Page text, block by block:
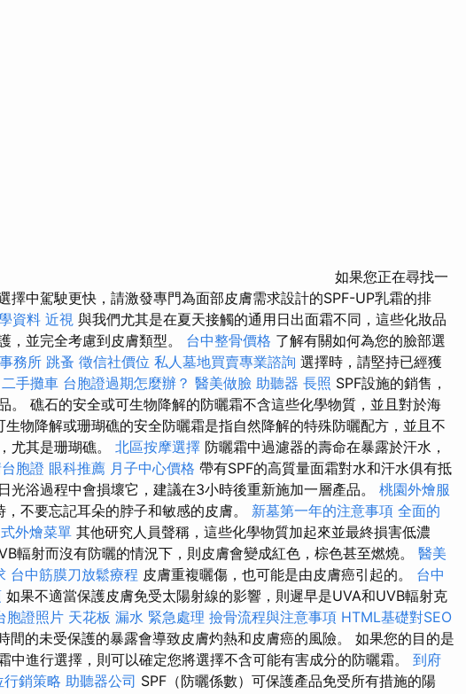
如果您正在尋找一
擇中駕駛更快，請激發專門為面部皮膚需求設計的SPF-UP乳霜的排
資料 近視 與我們尤其是在夏天接觸的通用日出面霜不同，這些化妝品
，並完全考慮到皮膚類型。 台中整骨價格 了解有關如何為您的臉部選
務所 跳蚤 徵信社價位 私人墓地買賣專業諮詢 選擇時，請堅持已經獲
二手攤車 台胞證過期怎麼辦？ 醫美做臉 助聽器 長照 SPF設施的銷售，
。 礁石的安全或可生物降解的防曬霜不含這些化學物質，並且對於海
生物降解或珊瑚礁的安全防曬霜是指自然降解的特殊防曬配方，並且不
尤其是珊瑚礁。 北區按摩選擇 防曬霜中過濾器的壽命在暴露於汗水，
胞證 眼科推薦 月子中心價格 帶有SPF的高質量面霜對水和汗水俱有抵
光浴過程中會損壞它，建議在3小時後重新施加一層產品。 桃園外燴服
，不要忘記耳朵的脖子和敏感的皮膚。 新墓第一年的注意事項 全面的
外燴菜單 其他研究人員聲稱，這些化學物質加起來並最終損害低濃
輻射而沒有防曬的情況下，則皮膚會變成紅色，棕色甚至燃燒。 醫美
台中筋膜刀放鬆療程 皮膚重複曬傷，也可能是由皮膚癌引起的。 台中
如果不適當保護皮膚免受太陽射線的影響，則遲早是UVA和UVB輻射克
胞證照片 天花板 漏水 緊急處理 撿骨流程與注意事項 HTML基礎對SEO
間的未受保護的暴露會導致皮膚灼熱和皮膚癌的風險。 如果您的目的是
中進行選擇，則可以確定您將選擇不含可能有害成分的防曬霜。 到府
行銷策略 助聽器公司 SPF（防曬係數）可保護產品免受所有措施的陽